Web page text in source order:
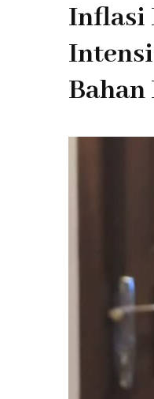
Inflasi
Bahan